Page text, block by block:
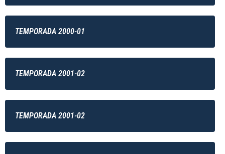
TEMPORADA 2000-01
TEMPORADA 2001-02
TEMPORADA 2001-02